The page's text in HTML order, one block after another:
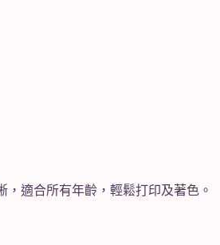
適合所有年齡，輕鬆打印及著色。